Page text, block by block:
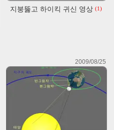
지붕뚫고 하이킥 귀신 영상(1)
2009/08/25